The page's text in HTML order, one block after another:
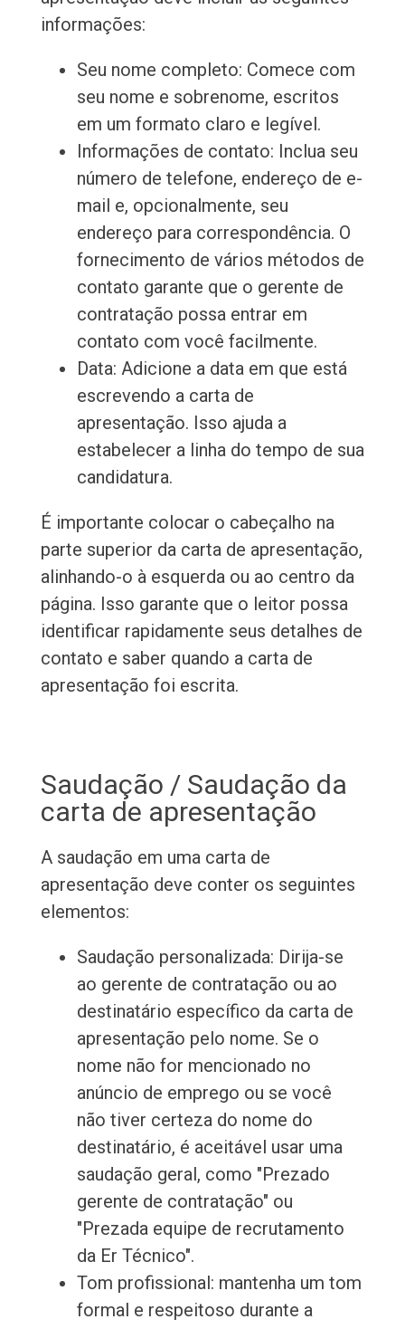
informações:
Seu nome completo: Comece com
seu nome e sobrenome, escritos
em um formato claro e legível.
Informações de contato: Inclua seu
número de telefone, endereço de e-
mail e, opcionalmente, seu
endereço para correspondência. O
fornecimento de vários métodos de
contato garante que o gerente de
contratação possa entrar em
contato com você facilmente.
Data: Adicione a data em que está
escrevendo a carta de
apresentação. Isso ajuda a
estabelecer a linha do tempo de sua
candidatura.
É importante colocar o cabeçalho na
parte superior da carta de apresentação,
alinhando-o à esquerda ou ao centro da
página. Isso garante que o leitor possa
identificar rapidamente seus detalhes de
contato e saber quando a carta de
apresentação foi escrita.
Saudação / Saudação da
carta de apresentação
A saudação em uma carta de
apresentação deve conter os seguintes
elementos:
Saudação personalizada: Dirija-se
ao gerente de contratação ou ao
destinatário específico da carta de
apresentação pelo nome. Se o
nome não for mencionado no
anúncio de emprego ou se você
não tiver certeza do nome do
destinatário, é aceitável usar uma
saudação geral, como "Prezado
gerente de contratação" ou
"Prezada equipe de recrutamento
da Er Técnico".
Tom profissional: mantenha um tom
formal e respeitoso durante a